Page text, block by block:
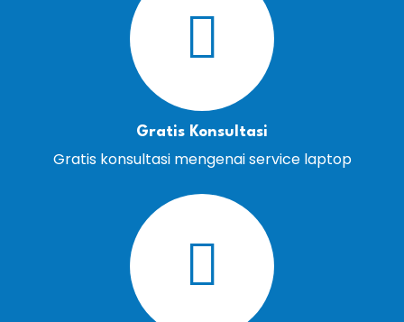
Gratis Konsultasi
Gratis konsultasi mengenai service laptop